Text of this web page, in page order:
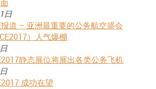
日
报道 – 亚洲最重要的公务航空盛会
）人气爆棚
静态展位将展出各类公务飞机
成功在望